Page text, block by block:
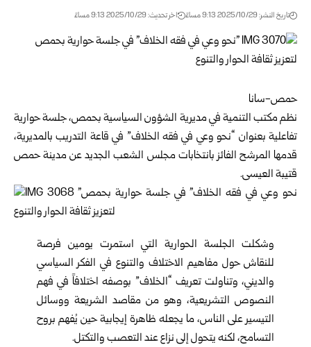
تاريخ النشر: 2025/10/29 9:13 مساءً اخر تحديث: 2025/10/29 9:13 مساءً
حمص-سانا
نظم مكتب التنمية في مديرية الشؤون السياسيةبحمص، جلسة حوارية
تفاعلية بعنوان “نحو وعي في فقه الخلاف” في قاعة التدريب بالمديرية،
قدمها المرشح الفائز بانتخابات مجلس الشعب الجديد عن مدينة حمص
قتيبة العيسى.
وشكلت الجلسة الحوارية التي استمرت يومين فرصة
للنقاش حول مفاهيم الاختلاف والتنوع في الفكر السياسي
والديني، وتناولت تعريف “الخلاف” بوصفه اختلافاً في فهم
النصوص التشريعية، وهو من مقاصد الشريعة ووسائل
التيسير على الناس، ما يجعله ظاهرة إيجابية حين يُفهم بروح
التسامح، لكنه يتحول إلى نزاع عند التعصب والتكتل.